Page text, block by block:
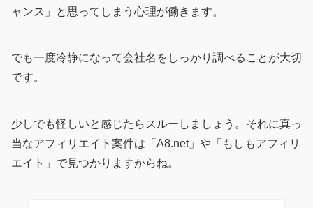
ャンス」と思ってしまう心理が働きます。
でも一度冷静になって会社名をしっかり調べることが大切
です。
少しでも怪しいと感じたらスルーしましょう。それに真っ
当なアフィリエイト案件は「A8.net」や「もしもアフィリ
エイト」で見つかりますからね。